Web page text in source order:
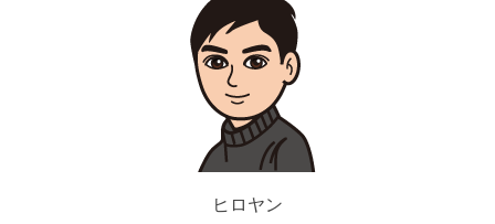
ヒロヤン